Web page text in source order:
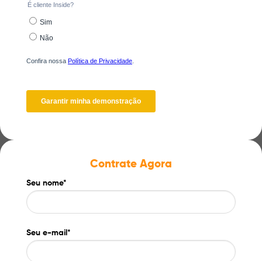
Contrate Agora
Seu nome*
Seu e-mail*